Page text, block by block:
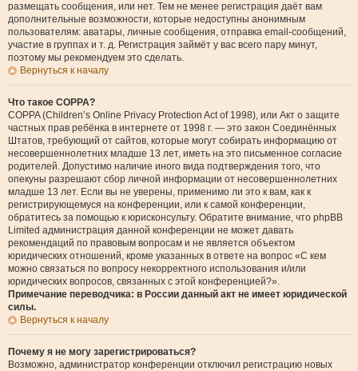
размещать сообщения, или нет. Тем не менее регистрация даёт вам
дополнительные возможности, которые недоступны анонимным
пользователям: аватары, личные сообщения, отправка email-сообщений,
участие в группах и т. д. Регистрация займёт у вас всего пару минут,
поэтому мы рекомендуем это сделать.
Вернуться к началу
Что такое COPPA?
COPPA (Children’s Online Privacy Protection Act of 1998), или Акт о защите
частных прав ребёнка в интернете от 1998 г. — это закон Соединённых
Штатов, требующий от сайтов, которые могут собирать информацию от
несовершеннолетних младше 13 лет, иметь на это письменное согласие
родителей. Допустимо наличие иного вида подтверждения того, что
опекуны разрешают сбор личной информации от несовершеннолетних
младше 13 лет. Если вы не уверены, применимо ли это к вам, как к
регистрирующемуся на конференции, или к самой конференции,
обратитесь за помощью к юрисконсульту. Обратите внимание, что phpBB
Limited администрация данной конференции не может давать
рекомендаций по правовым вопросам и не является объектом
юридических отношений, кроме указанных в ответе на вопрос «С кем
можно связаться по вопросу некорректного использования и/или
юридических вопросов, связанных с этой конференцией?».
Примечание переводчика: в России данный акт не имеет юридической
силы.
Вернуться к началу
Почему я не могу зарегистрироваться?
Возможно, администратор конференции отключил регистрацию новых